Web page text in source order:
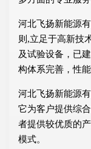
河北飞扬新能源
则,立足于高新技
及试验设备，已
构体系完善，性能
河北飞扬新能源
它为客户提供综
者提供较优质的
模式。